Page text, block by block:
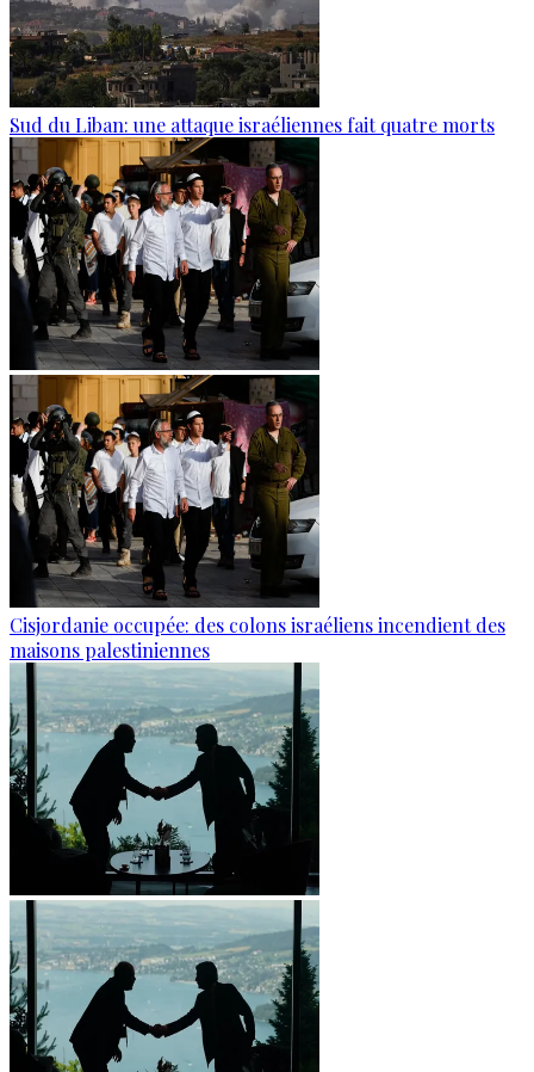
Sud du Liban: une attaque israéliennes fait quatre morts
Cisjordanie occupée: des colons israéliens incendient des
maisons palestiniennes